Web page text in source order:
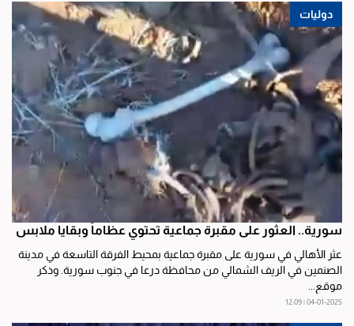
دوليات
سورية.. العثور على مقبرة جماعية تحتوي عظاماً وبقايا ملابس
عثر الأهالي في سورية على مقبرة جماعية بمحيط الفرقة التاسعة في مدينة
الصنمين في الريف الشمالي من محافظة درعا في جنوب سورية. وذكر
موقع...
04-01-2025 | 12:09